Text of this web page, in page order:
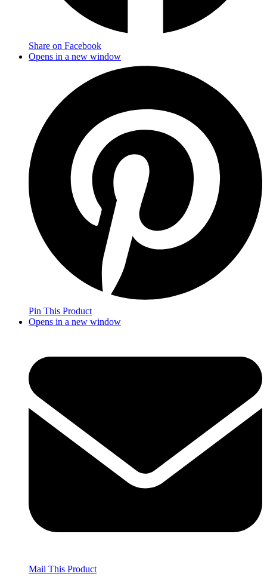
Share on Facebook
Opens in a new window
Pin This Product
Opens in a new window
Mail This Product